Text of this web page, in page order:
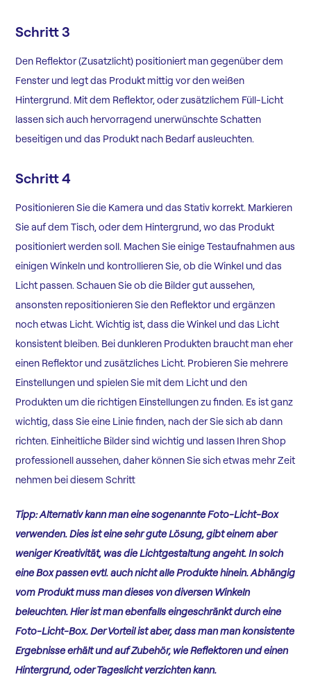
Schritt 3
Den Reflektor (Zusatzlicht) positioniert man gegenüber dem
Fenster und legt das Produkt mittig vor den weißen
Hintergrund. Mit dem Reflektor, oder zusätzlichem Füll-Licht
lassen sich auch hervorragend unerwünschte Schatten
beseitigen und das Produkt nach Bedarf ausleuchten.
Schritt 4
Positionieren Sie die Kamera und das Stativ korrekt. Markieren
Sie auf dem Tisch, oder dem Hintergrund, wo das Produkt
positioniert werden soll. Machen Sie einige Testaufnahmen aus
einigen Winkeln und kontrollieren Sie, ob die Winkel und das
Licht passen. Schauen Sie ob die Bilder gut aussehen,
ansonsten repositionieren Sie den Reflektor und ergänzen
noch etwas Licht. Wichtig ist, dass die Winkel und das Licht
konsistent bleiben. Bei dunkleren Produkten braucht man eher
einen Reflektor und zusätzliches Licht. Probieren Sie mehrere
Einstellungen und spielen Sie mit dem Licht und den
Produkten um die richtigen Einstellungen zu finden. Es ist ganz
wichtig, dass Sie eine Linie finden, nach der Sie sich ab dann
richten. Einheitliche Bilder sind wichtig und lassen Ihren Shop
professionell aussehen, daher können Sie sich etwas mehr Zeit
nehmen bei diesem Schritt
Tipp: Alternativ kann man eine sogenannte Foto-Licht-Box
verwenden. Dies ist eine sehr gute Lösung, gibt einem aber
weniger Kreativität, was die Lichtgestaltung angeht. In solch
eine Box passen evtl. auch nicht alle Produkte hinein. Abhängig
vom Produkt muss man dieses von diversen Winkeln
beleuchten. Hier ist man ebenfalls eingeschränkt durch eine
Foto-Licht-Box. Der Vorteil ist aber, dass man man konsistente
Ergebnisse erhält und auf Zubehör, wie Reflektoren und einen
Hintergrund, oder Tageslicht verzichten kann.